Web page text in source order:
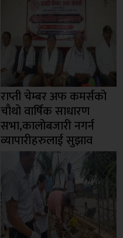
राप्ती चेम्बर अफ कमर्सको
चाैथो वार्षिक साधारण
सभा,कालोबजारी नगर्न
व्यापारीहरुलाई सुझाव